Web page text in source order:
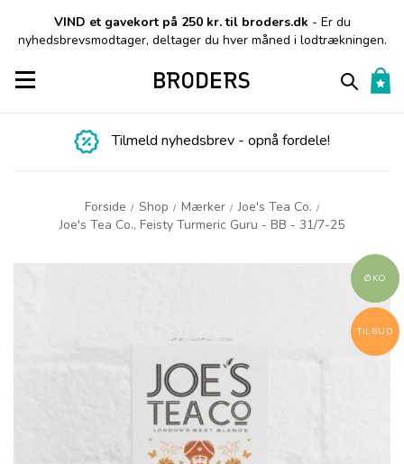
VIND et gavekort på 250 kr. til broders.dk - Er du
nyhedsbrevsmodtager, deltager du hver måned i lodtrækningen.
Toggle navigation
Tilmeld nyhedsbrev - opnå fordele!
Forside / Shop / Mærker / Joe's Tea Co. /
Joe's Tea Co., Feisty Turmeric Guru - BB - 31/7-25
ØKO
TILBUD